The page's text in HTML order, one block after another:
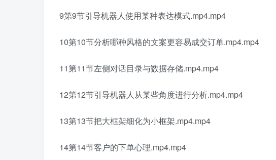
9第9节引导机器人使用某种表达模式.mp4.mp4
10第10节分析哪种风格的文案更容易成交订单.mp4.mp4
11第11节左侧对话目录与数据存储.mp4.mp4
12第12节引导机器人从某些角度进行分析.mp4.mp4
13第13节把大框架细化为小框架.mp4.mp4
14第14节客户的下单心理.mp4.mp4